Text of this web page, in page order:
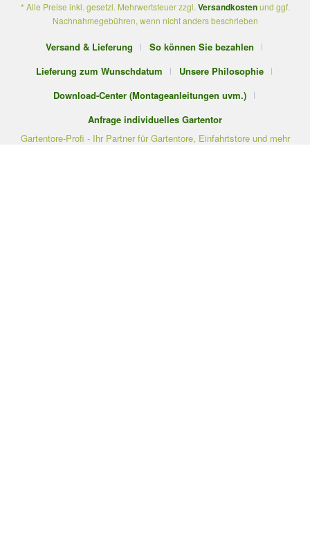
* Alle Preise inkl. gesetzl. Mehrwertsteuer zzgl. Versandkostenund ggf.
Nachnahmegebühren, wenn nicht anders beschrieben
Versand & Lieferung
So können Sie bezahlen
Lieferung zum Wunschdatum
Unsere Philosophie
Download-Center (Montageanleitungen uvm.)
Anfrage individuelles Gartentor
Gartentore-Profi - Ihr Partner für Gartentore, Einfahrtstore und mehr